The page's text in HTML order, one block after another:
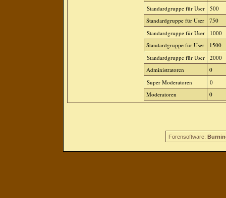
Standardgruppe für User
500
Standardgruppe für User
750
Standardgruppe für User
1000
Standardgruppe für User
1500
Standardgruppe für User
2000
Administratoren
0
Super Moderatoren
0
Moderatoren
0
Forensoftware: